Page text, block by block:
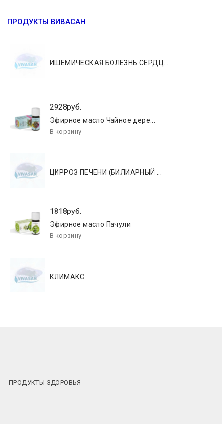
ПРОДУКТЫ ВИВАСАН
ИШЕМИЧЕСКАЯ БОЛЕЗНЬ СЕРДЦ...
2928руб.
Эфирное масло Чайное дере...
ЦИРРОЗ ПЕЧЕНИ (БИЛИАРНЫЙ ...
1818руб.
Эфирное масло Пачули
КЛИМАКС
ПРОДУКТЫ ЗДОРОВЬЯ